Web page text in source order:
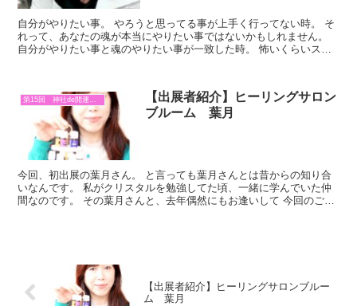
自分がやりたい事。 やろうと思ってる事が上手く行ってない時。 そ
れって、あなたの魂が本当にやりたい事ではないかもしれません。
自分がやりたい事と魂のやりたい事が一致した時。 怖いくらいスム
【出展者紹介】ヒーリングサロン
ブルーム 葉月
今回、初出展の葉月さん。 と言っても葉月さんとは昔からの知り合
いなんです。 私がクリスタルを勉強してた頃、一緒に学んでいた仲
間なのです。 その葉月さんと、去年偶然にもお逢いして 今回のご出
【出展者紹介】ヒーリングサロンブルー
ム 葉月